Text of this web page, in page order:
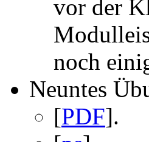
vor der
noch
Neuntes
[PDF].